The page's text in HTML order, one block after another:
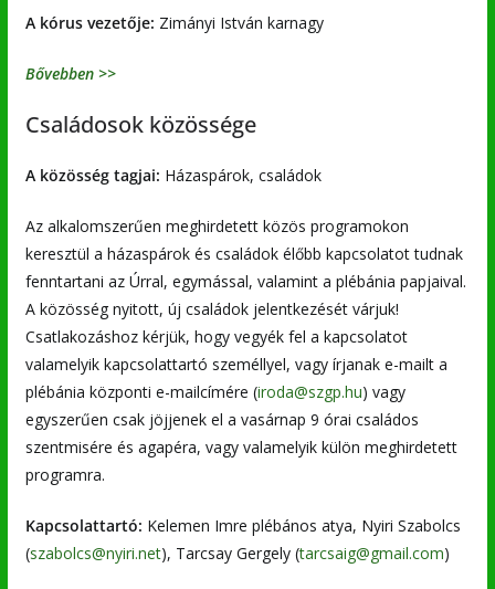
A kórus vezetője: Zimányi István karnagy
Bővebben >>
Családosok közössége
A közösség tagjai: Házaspárok, családok
Az alkalomszerűen meghirdetett közös programokon
keresztül a házaspárok és családok élőbb kapcsolatot tudnak
fenntartani az Úrral, egymással, valamint a plébánia papjaival.
A közösség nyitott, új családok jelentkezését várjuk!
Csatlakozáshoz kérjük, hogy vegyék fel a kapcsolatot
valamelyik kapcsolattartó személlyel, vagy írjanak e-mailt a
plébánia központi e-mailcímére (iroda@szgp.hu) vagy
egyszerűen csak jöjjenek el a vasárnap 9 órai családos
szentmisére és agapéra, vagy valamelyik külön meghirdetett
programra.
Kapcsolattartó: Kelemen Imre plébános atya, Nyiri Szabolcs
(szabolcs@nyiri.net), Tarcsay Gergely (tarcsaig@gmail.com)